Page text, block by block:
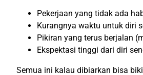
Pekerjaan yang tidak ada
Kurangnya waktu untuk diri
Pikiran yang terus berjalan
Ekspektasi tinggi dari diri
Semua ini kalau dibiarkan bisa